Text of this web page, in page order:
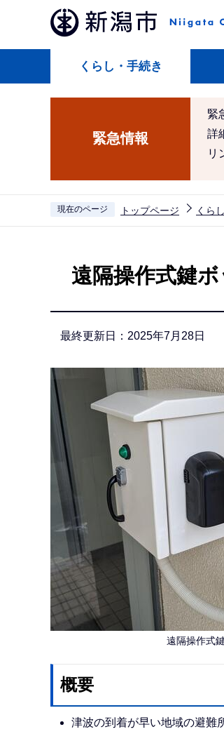
ペ
くらし・手続き
緊急情報
緊
詳
リ
現在のページ トップページ くら
遠隔操作式鍵ボ
最終更新日：2025年7月28日
遠隔操作式
概要
津波の到着が早い地域の避難